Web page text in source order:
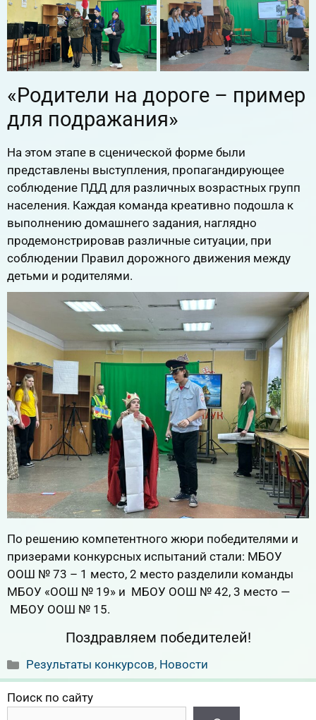
«Родители на дороге – пример
для подражания»
На этом этапе в сценической форме были
представлены выступления, пропагандирующее
соблюдение ПДД для различных возрастных групп
населения. Каждая команда креативно подошла к
выполнению домашнего задания, наглядно
продемонстрировав различные ситуации, при
соблюдении Правил дорожного движения между
детьми и родителями.
По решению компетентного жюри победителями и
призерами конкурсных испытаний стали: МБОУ
ООШ № 73 – 1 место, 2 место разделили команды
МБОУ «ООШ № 19» и МБОУ ООШ № 42, 3 место —
МБОУ ООШ № 15.
Поздравляем победителей!
Рубрики
Результаты конкурсов, Новости
Поиск по сайту